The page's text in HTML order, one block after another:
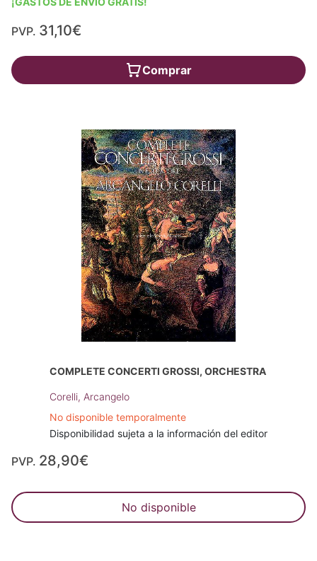
PVP. 31,10€
Comprar
COMPLETE CONCERTI GROSSI, ORCHESTRA
Corelli, Arcangelo
No disponible temporalmente
Disponibilidad sujeta a la información del editor
PVP. 28,90€
No disponible